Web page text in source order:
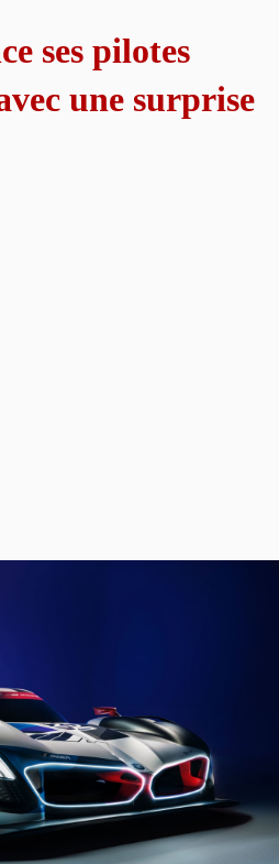
ses pilotes
une surprise